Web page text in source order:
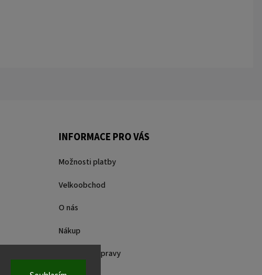
INFORMACE PRO VÁS
Možnosti platby
Velkoobchod
O nás
Nákup
Způsoby dopravy